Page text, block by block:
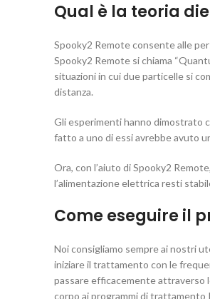
Qual è la teoria
Spooky2 Remote consente alle
Spooky2 Remote si chiama
situazioni in cui due particelle si
distanza.
Gli esperimenti hanno dimostrato
fatto a uno di essi avrebbe avuto
Ora, con l’aiuto di Spooky2
l’alimentazione elettrica resti
Come eseguire il
Noi consigliamo sempre ai nostri
iniziare il trattamento con le
passare efficacemente attraverso
corpo ai programmi di trattamento